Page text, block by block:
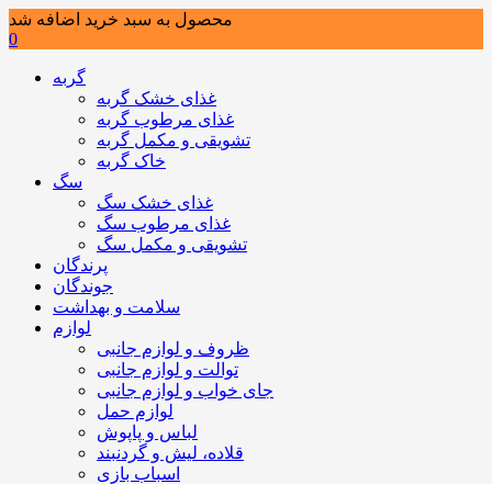
محصول به سبد خرید اضافه شد
0
گربه
غذای خشک گربه
غذای مرطوب گربه
تشویقی و مکمل گربه
خاک گربه
سگ
غذای خشک سگ
غذای مرطوب سگ
تشویقی و مکمل سگ
پرندگان
جوندگان
سلامت و بهداشت
لوازم
ظروف و لوازم جانبی
توالت و لوازم جانبی
جای خواب و لوازم جانبی
لوازم حمل
لباس و پاپوش
قلاده، لیش و گردنبند
اسباب بازی